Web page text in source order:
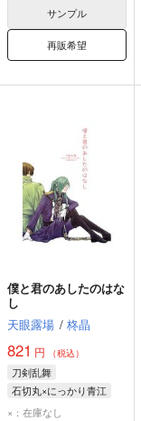
サンプル
再販希望
僕と君のあしたのはな
し
天眼露場 / 柊晶
821 円 （税込）
刀剣乱舞
石切丸×にっかり青江
石切丸
にっかり青江
×：在庫なし